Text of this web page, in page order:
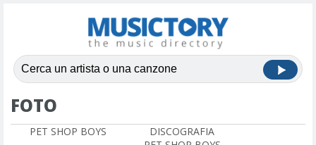
FOTO
PET SHOP BOYS
DISCOGRAFIA